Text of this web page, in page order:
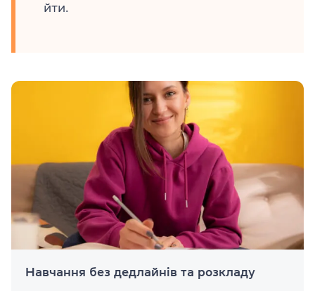
йти.
Навчання без дедлайнів та розкладу